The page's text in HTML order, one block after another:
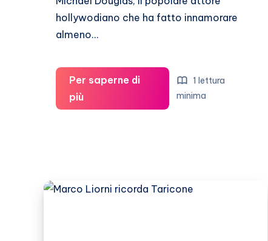
hollywodiano che ha fatto innamorare
almeno…
Per saperne di
piùMichael
Douglas
1 lettura
minima